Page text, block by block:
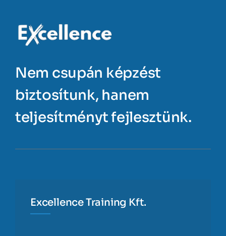
Nem csupán képzést
biztosítunk, hanem
teljesítményt fejlesztünk.
Excellence Training Kft.